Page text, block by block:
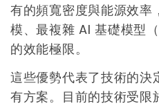
有的頻寬密度與能源效率
模、最複雜 AI 基礎模型
的效能極限。
這些優勢代表了技術的決
有方案。目前的技術受